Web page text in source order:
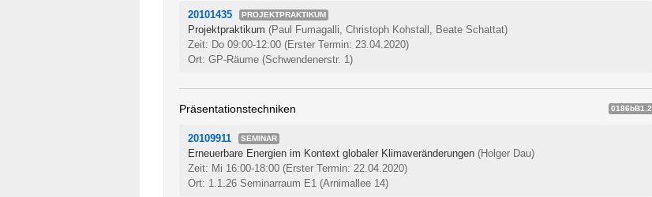
20101435 PROJEKTPRAKTIKUM
Projektpraktikum (Paul Fumagalli, Christoph Kohstall, Beate Schattat)
Zeit: Do 09:00-12:00 (Erster Termin: 23.04.2020)
Ort: GP-Räume (Schwendenerstr. 1)
Präsentationstechniken 0186bB1.2
20109911 SEMINAR
Erneuerbare Energien im Kontext globaler Klimaveränderungen (Holger Dau)
Zeit: Mi 16:00-18:00 (Erster Termin: 22.04.2020)
Ort: 1.1.26 Seminarraum E1 (Arnimallee 14)